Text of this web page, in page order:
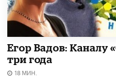
Егор Вадов: Каналу
три года
18 МИН.